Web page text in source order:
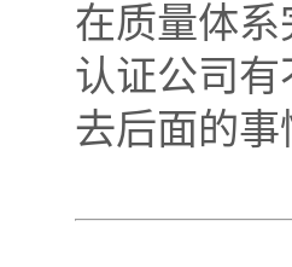
在质量体
认证公司
去后面的